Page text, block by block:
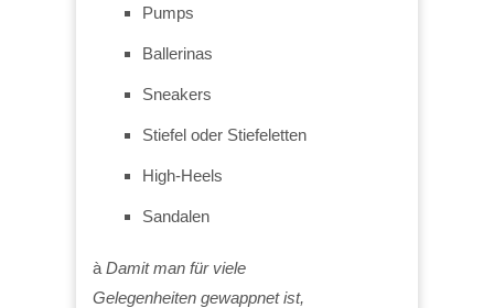
Pumps
Ballerinas
Sneakers
Stiefel oder Stiefeletten
High-Heels
Sandalen
à Damit man für viele
Gelegenheiten gewappnet ist,